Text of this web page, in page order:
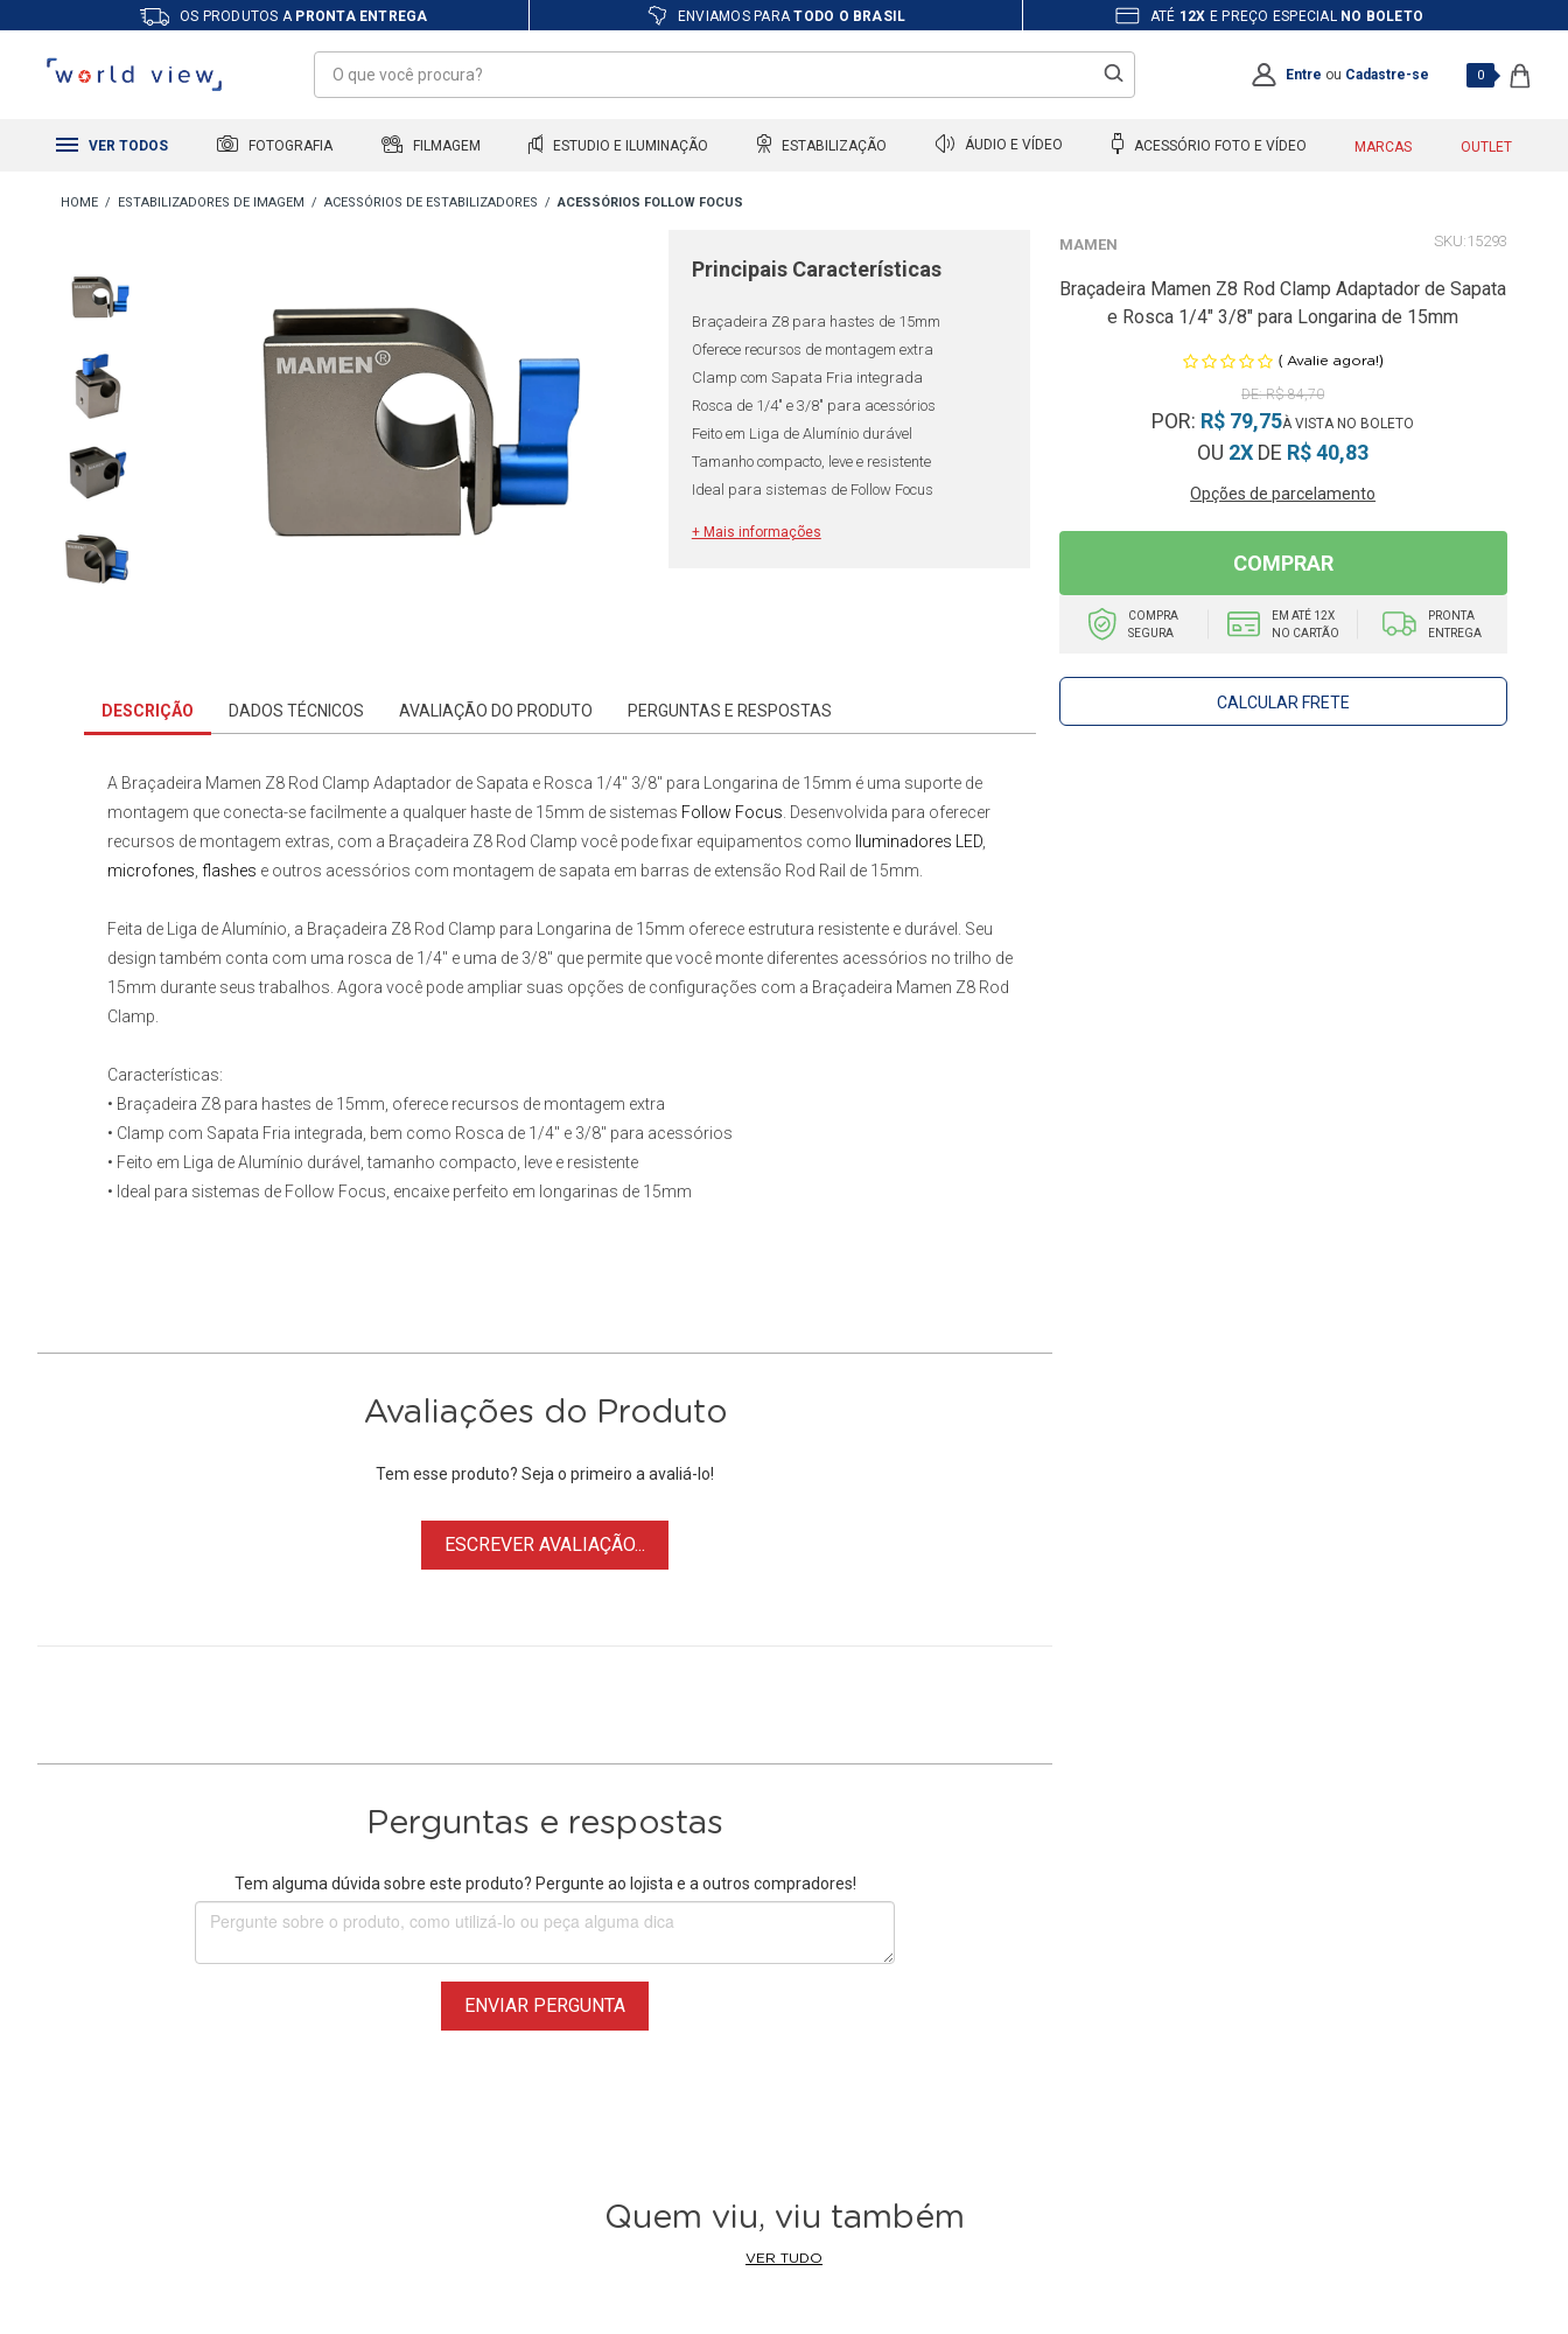
OS PRODUTOS A PRONTA ENTREGA ENVIAMOS PARATODO O BRASIL ATÉ 12X E PREÇO ESPECIAL NO BOLETO
Entre ou Cadastre-se 0
VER TODOS FOTOGRAFIA FILMAGEM ESTUDIO E ILUMINAÇÃO ESTABILIZAÇÃO ÁUDIO E VÍDEO ACESSÓRIO FOTO E VÍDEO MARCAS OUTLET
ESTABILIZADORES DE IMAGEM ACESSÓRIOS DE ESTABILIZADORES ACESSÓRIOS FOLLOW FOCUS
Principais Características
Braçadeira Z8 para hastes de 15mm
Oferece recursos de montagem extra
Clamp com Sapata Fria integrada
Rosca de 1/4" e 3/8" para acessórios
Feito em Liga de Alumínio durável
Tamanho compacto, leve e resistente
Ideal para sistemas de Follow Focus
+ Mais informações
MAMEN 15293
Braçadeira Mamen Z8 Rod Clamp Adaptador de Sapata
e Rosca 1/4" 3/8" para Longarina de 15mm
( Avalie agora!)
R$ 84,70
POR: R$ 79,75
OU 2X DE R$ 40,83
Opções de parcelamento
COMPRAR
COMPRA
SEGURA
EM ATÉ 12X
NO CARTÃO
PRONTA
ENTREGA
CALCULAR FRETE
DESCRIÇÃO DADOS TÉCNICOS AVALIAÇÃO DO PRODUTO PERGUNTAS E RESPOSTAS
A Braçadeira Mamen Z8 Rod Clamp Adaptador de Sapata e Rosca 1/4" 3/8" para Longarina de 15mm é uma suporte de
montagem que conecta-se facilmente a qualquer haste de 15mm de sistemas Follow Focus . Desenvolvida para oferecer
recursos de montagem extras, com a Braçadeira Z8 Rod Clamp você pode fixar equipamentos como Iluminadores LED
microfones flashes e outros acessórios com montagem de sapata em barras de extensão Rod Rail de 15mm.
Feita de Liga de Alumínio, a Braçadeira Z8 Rod Clamp para Longarina de 15mm oferece estrutura resistente e durável. Seu
design também conta com uma rosca de 1/4" e uma de 3/8" que permite que você monte diferentes acessórios no trilho de
15mm durante seus trabalhos. Agora você pode ampliar suas opções de configurações com a Braçadeira Mamen Z8 Rod
Clamp
Características:
• Braçadeira Z8 para hastes de 15mm, oferece recursos de montagem extra
• Clamp com Sapata Fria integrada, bem como Rosca de 1/4" e 3/8" para acessórios
• Feito em Liga de Alumínio durável, tamanho compacto, leve e resistente
• Ideal para sistemas de Follow Focus, encaixe perfeito em longarinas de 15mm
Avaliações do Produto
Tem esse produto? Seja o primeiro a avaliá-lo!
ESCREVER AVALIAÇÃO...
Perguntas e respostas
Tem alguma dúvida sobre este produto? Pergunte ao lojista e a outros compradores!
ENVIAR PERGUNTA
Quem viu, viu também
VER TUDO